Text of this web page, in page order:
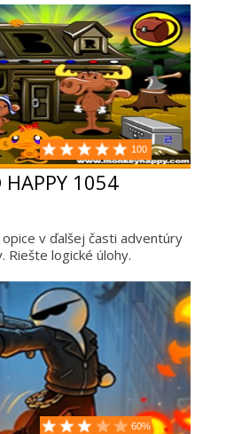
100
HAPPY 1054
v ďalšej časti adventúry
Riešte logické úlohy.
60%